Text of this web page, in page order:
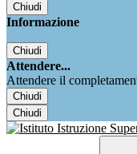
Chiudi
Informazione
Chiudi
Attendere...
Attendere il
Chiudi
Chiudi